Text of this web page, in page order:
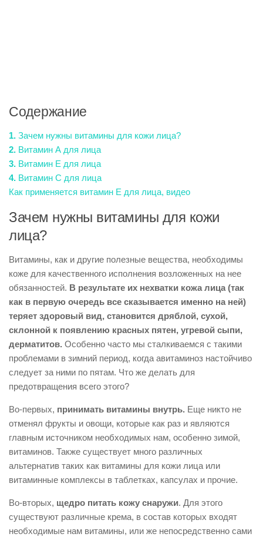
Содержание
1. Зачем нужны витамины для кожи лица?
2. Витамин А для лица
3. Витамин Е для лица
4. Витамин С для лица
Как применяется витамин Е для лица, видео
Зачем нужны витамины для кожи
лица?
Витамины, как и другие полезные вещества, необходимы
коже для качественного исполнения возложенных на нее
обязанностей. В результате их нехватки кожа лица (так
как в первую очередь все сказывается именно на ней)
теряет здоровый вид, становится дряблой, сухой,
склонной к появлению красных пятен, угревой сыпи,
дерматитов. Особенно часто мы сталкиваемся с такими
проблемами в зимний период, когда авитаминоз настойчиво
следует за ними по пятам. Что же делать для
предотвращения всего этого?
Во-первых, принимать витамины внутрь. Еще никто не
отменял фрукты и овощи, которые как раз и являются
главным источником необходимых нам, особенно зимой,
витаминов. Также существует много различных
альтернатив таких как витамины для кожи лица или
витаминные комплексы в таблетках, капсулах и прочие.
Во-вторых, щедро питать кожу снаружи. Для этого
существуют различные крема, в состав которых входят
необходимые нам витамины, или же непосредственно сами